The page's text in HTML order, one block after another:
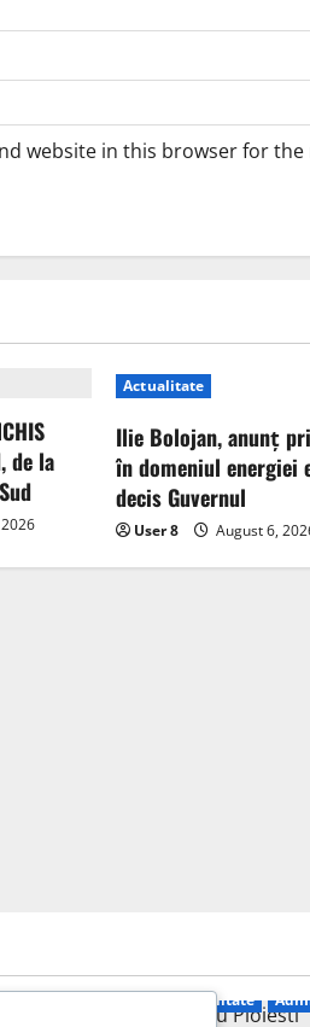
website in this browser for
de la
Actualitate
Ilie Bolojan, anunț
în domeniul energiei
decis Guvernul
User 8 August 6,
Actualitate